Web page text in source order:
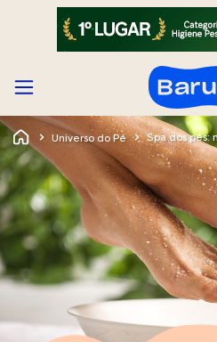
Universo do Pé